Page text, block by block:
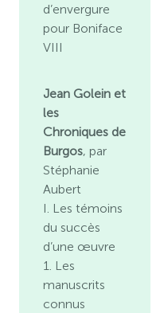
d’envergure
pour Boniface
VIII
Jean Golein et
les
Chroniques de
Burgos, par
Stéphanie
Aubert
I. Les témoins
du succès
d’une œuvre
1. Les
manuscrits
connus